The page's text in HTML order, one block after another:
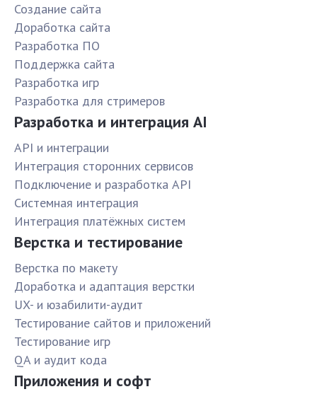
Создание сайта
Доработка сайта
Разработка ПО
Поддержка сайта
Разработка игр
Разработка для стримеров
Разработка и интеграция AI
API и интеграции
Интеграция сторонних сервисов
Подключение и разработка API
Системная интеграция
Интеграция платёжных систем
Верстка и тестирование
Верстка по макету
Доработка и адаптация верстки
UX- и юзабилити-аудит
Тестирование сайтов и приложений
Тестирование игр
QA и аудит кода
Приложения и софт